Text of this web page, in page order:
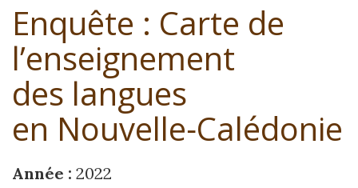
Enquête : Carte de
l’enseignement
des langues
en Nouvelle‑Calédonie
Année : 2022